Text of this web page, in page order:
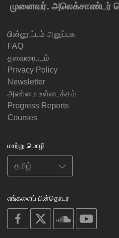
முனைவர். அலெக்சாண்டர்
பின்னூட்டம் அனுப்புக
FAQ
தளவரைபடம்
Privacy Policy
Newsletter
அண்மை உள்ளடக்கம்
Progress Reports
Courses
மாற்று மொழி
எங்களைப் பின்தொடர
on
facebook
soundcloud